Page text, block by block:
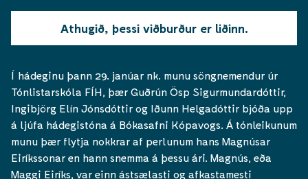
Athugið, þessi viðburður er liðinn.
Í hádeginu þann 29. janúar nk. munu söngnemendur úr
Tónlistarskóla FÍH, þær Guðrún Ösp Sigurmundardóttir,
Ingibjörg Elín Jónsdóttir og Iðunn Helgadóttir bjóða upp
á ljúfa hádegistóna á Bókasafni Kópavogs. Á tónleikunum
munu þær flytja nokkrar af perlunum hans Magnúsar
Eiríkssonar en hann snemma á þessu ári. Magnús, eða
Maggi Eiríks, var einn ástsælasti og afkastamesti